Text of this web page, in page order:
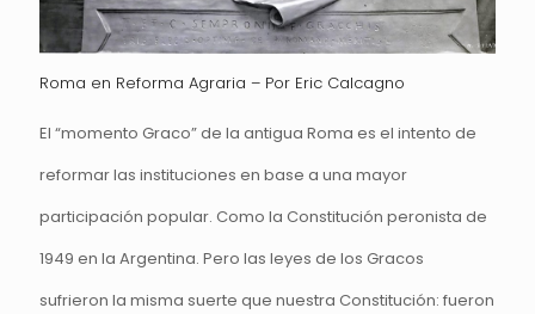
Roma en Reforma Agraria – Por Eric Calcagno
El “momento Graco” de la antigua Roma es el intento de
reformar las instituciones en base a una mayor
participación popular. Como la Constitución peronista de
1949 en la Argentina. Pero las leyes de los Gracos
sufrieron la misma suerte que nuestra Constitución: fueron